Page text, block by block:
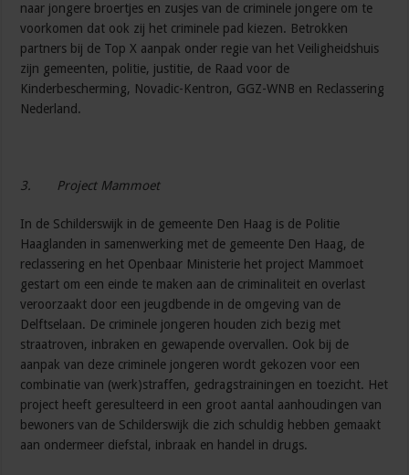
naar jongere broertjes en zusjes van de criminele jongere om te
voorkomen dat ook zij het criminele pad kiezen. Betrokken
partners bij de Top X aanpak onder regie van het Veiligheidshuis
zijn gemeenten, politie, justitie, de Raad voor de
Kinderbescherming, Novadic-Kentron, GGZ-WNB en Reclassering
Nederland.
3. Project Mammoet
In de Schilderswijk in de gemeente Den Haag is de Politie
Haaglanden in samenwerking met de gemeente Den Haag, de
reclassering en het Openbaar Ministerie het project Mammoet
gestart om een einde te maken aan de criminaliteit en overlast
veroorzaakt door een jeugdbende in de omgeving van de
Delftselaan. De criminele jongeren houden zich bezig met
straatroven, inbraken en gewapende overvallen. Ook bij de
aanpak van deze criminele jongeren wordt gekozen voor een
combinatie van (werk)straffen, gedragstrainingen en toezicht. Het
project heeft geresulteerd in een groot aantal aanhoudingen van
bewoners van de Schilderswijk die zich schuldig hebben gemaakt
aan ondermeer diefstal, inbraak en handel in drugs.